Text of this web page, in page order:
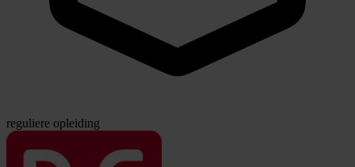
reguliere opleiding